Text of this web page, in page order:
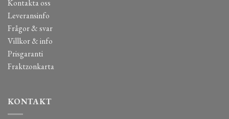
Kontakta oss
Leveransinfo
Frågor & svar
Villkor & info
Prisgaranti
Fraktzonkarta
KONTAKT